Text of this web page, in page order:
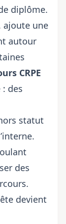
diplôme.
ajoute une
autour
CRPE
: des
statut
des
devient